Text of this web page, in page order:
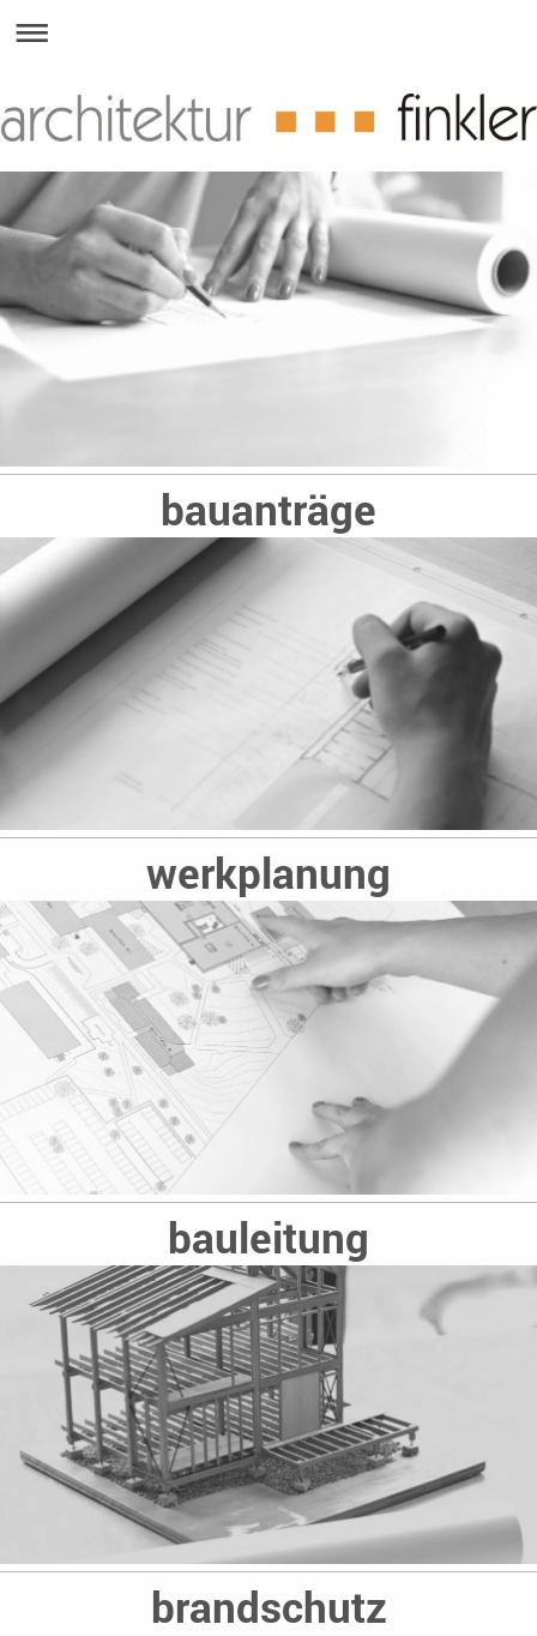
bauanträge
werkplanung
bauleitung
brandschutz